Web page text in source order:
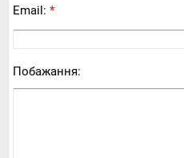
Email: *
Побажання: